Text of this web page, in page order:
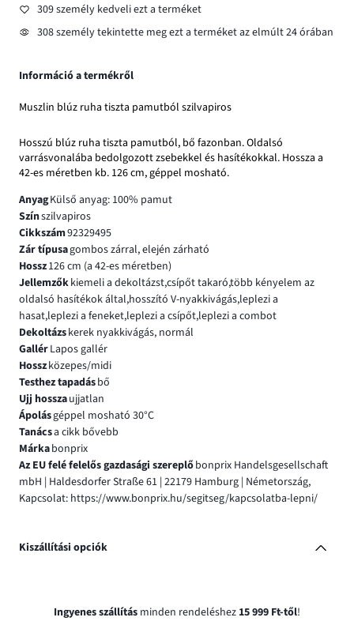
309 személy kedveli ezt a terméket
308 személy tekintette meg ezt a terméket az elmúlt 24 órában
Információ a termékről
Muszlin blúz ruha tiszta pamutból szilvapiros
Hosszú blúz ruha tiszta pamutból, bő fazonban. Oldalsó
varrásvonalába bedolgozott zsebekkel és hasítékokkal. Hossza a
42-es méretben kb. 126 cm, géppel mosható.
AnyagKülső anyag: 100% pamut
Színszilvapiros
Cikkszám92329495
Zár típusagombos zárral, elején zárható
Hossz126 cm (a 42-es méretben)
Jellemzőkkiemeli a dekoltázst,csípőt takaró,több kényelem az
oldalsó hasítékok által,hosszító V-nyakkivágás,leplezi a
hasat,leplezi a feneket,leplezi a csípőt,leplezi a combot
Dekoltázskerek nyakkivágás, normál
GallérLapos gallér
Hosszközepes/midi
Testhez tapadásbő
Ujj hosszaujjatlan
Ápolásgéppel mosható 30°C
Tanácsa cikk bővebb
Márkabonprix
Az EU felé felelős gazdasági szereplőbonprix Handelsgesellschaft
mbH | Haldesdorfer Straße 61 | 22179 Hamburg | Németország,
Kapcsolat: https://www.bonprix.hu/segitseg/kapcsolatba-lepni/
Kiszállítási opciók
Ingyenes szállítás minden rendeléshez 15 999 Ft-től!